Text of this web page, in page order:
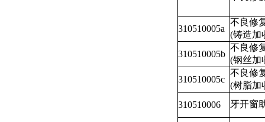
310510005a
不良修
(铸造加
310510005b
不良修
(钢丝加
310510005c
不良修
(树脂加
310510006
牙开窗